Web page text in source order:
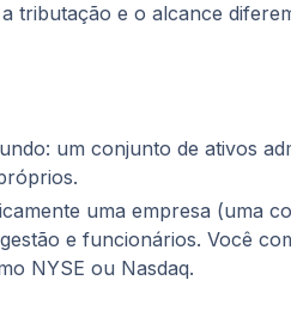
tributação e o alcance
: um conjunto de ativos
uma empresa (uma
e funcionários. Você
NYSE ou Nasdaq.